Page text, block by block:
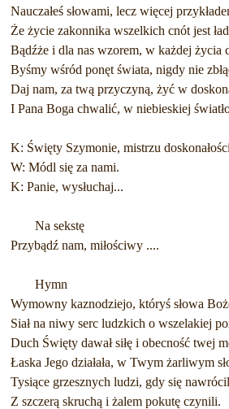
Nauczałeś słowami, lecz więcej
Że życie zakonnika wszelkich cnót jest
Bądźże i dla nas wzorem, w każdej życia
Byśmy wśród ponęt świata, nigdy nie
Daj nam, za twą przyczyną, żyć w
I Pana Boga chwalić, w niebieskiej
K: Święty Szymonie, mistrzu
W: Módl się za nami.
K: Panie, wysłuchaj...
Na sekstę
Przybądź nam, miłościwy ....
Hymn
Wymowny kaznodziejo, któryś słowa
Siał na niwy serc ludzkich o wszelakiej
Duch Święty dawał siłę i obecność twej
Łaska Jego działała, w Twym żarliwym
Tysiące grzesznych ludzi, gdy się
Z szczerą skruchą i żalem pokutę czynili.